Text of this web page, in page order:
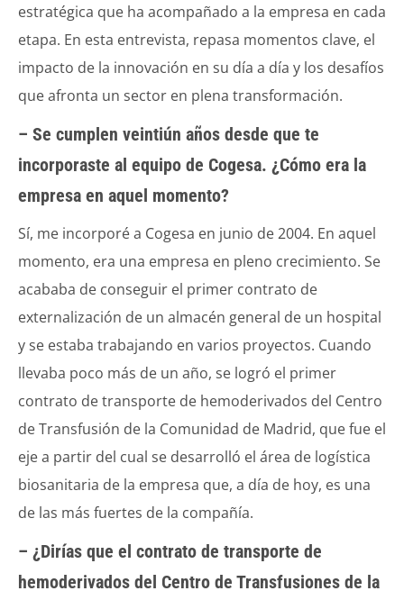
estratégica que ha acompañado a la empresa en cada
etapa. En esta entrevista, repasa momentos clave, el
impacto de la innovación en su día a día y los desafíos
que afronta un sector en plena transformación.
– Se cumplen veintiún años desde que te
incorporaste al equipo de Cogesa. ¿Cómo era la
empresa en aquel momento?
Sí, me incorporé a Cogesa en junio de 2004. En aquel
momento, era una empresa en pleno crecimiento. Se
acababa de conseguir el primer contrato de
externalización de un almacén general de un hospital
y se estaba trabajando en varios proyectos. Cuando
llevaba poco más de un año, se logró el primer
contrato de transporte de hemoderivados del Centro
de Transfusión de la Comunidad de Madrid, que fue el
eje a partir del cual se desarrolló el área de logística
biosanitaria de la empresa que, a día de hoy, es una
de las más fuertes de la compañía.
– ¿Dirías que el contrato de transporte de
hemoderivados del Centro de Transfusiones de la